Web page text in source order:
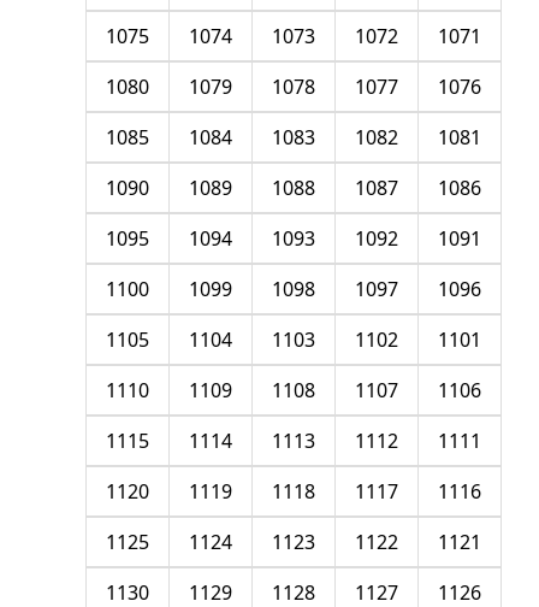
1071
1072
1073
1074
1075
1076
1077
1078
1079
1080
1081
1082
1083
1084
1085
1086
1087
1088
1089
1090
1091
1092
1093
1094
1095
1096
1097
1098
1099
1100
1101
1102
1103
1104
1105
1106
1107
1108
1109
1110
1111
1112
1113
1114
1115
1116
1117
1118
1119
1120
1121
1122
1123
1124
1125
1126
1127
1128
1129
1130